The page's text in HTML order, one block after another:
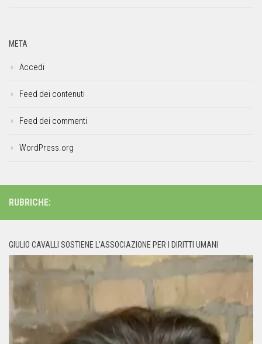
META
Accedi
Feed dei contenuti
Feed dei commenti
WordPress.org
RUBRICHE:
GIULIO CAVALLI SOSTIENE L’ASSOCIAZIONE PER I DIRITTI UMANI